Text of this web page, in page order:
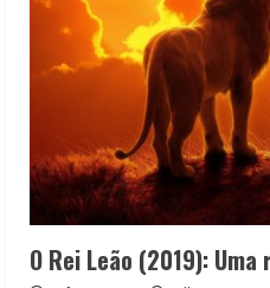
O Rei Leão (2019):